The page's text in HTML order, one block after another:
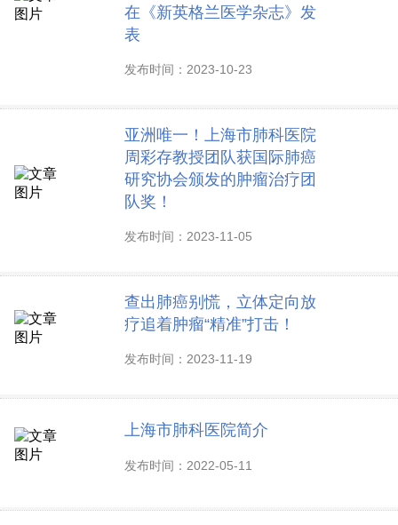
在《新英格兰医学杂志》发
表
发布时间：2023-10-23
亚洲唯一！上海市肺科医院
周彩存教授团队获国际肺癌
研究协会颁发的肿瘤治疗团
队奖！
发布时间：2023-11-05
查出肺癌别慌，立体定向放
疗追着肿瘤“精准”打击！
发布时间：2023-11-19
上海市肺科医院简介
发布时间：2022-05-11